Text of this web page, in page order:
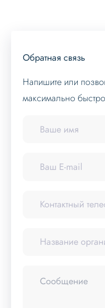
Обратная связь
Напишите или
максимально